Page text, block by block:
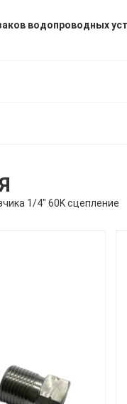
водопроводных
1/4" 60K сцепление